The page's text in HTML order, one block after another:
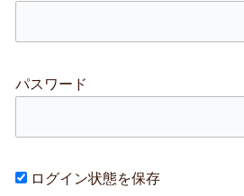
パスワード
ログイン状態を保存